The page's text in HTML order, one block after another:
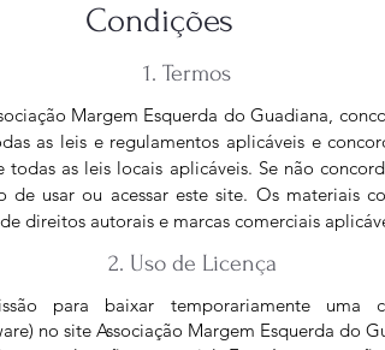
Condições
1. Termos
Margem Esquerda do Guadiana,
as leis e regulamentos aplicáveis ​​e
as leis locais aplicáveis. Se não
de usar ou acessar este site. Os materiais
direitos autorais e marcas comerciais
2. Uso de Licença
para baixar temporariamente uma
no site Associação Margem Esquerda do